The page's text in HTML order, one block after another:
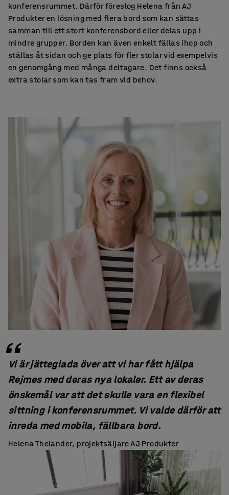
konferensrummet. Därför föreslog Helena från AJ
Produkter en lösning med flera bord som kan sättas
samman till ett stort konferensbord eller delas upp i
mindre grupper. Borden kan även enkelt fällas ihop och
ställas åt sidan och ge plats för fler stolar vid exempelvis
en genomgång med många deltagare. Det finns också
extra stolar som kan tas fram vid behov.
Vi är jätteglada över att vi har fått hjälpa
Rejmes med deras nya lokaler. Ett av deras
önskemål var att det skulle vara en flexibel
sittning i konferensrummet. Vi valde därför att
inreda med mobila, fällbara bord.
Helena Thelander, projektsäljare AJ Produkter